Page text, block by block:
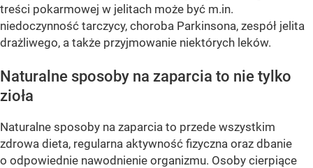
treści pokarmowej w jelitach może być m.in.
niedoczynność tarczycy, choroba Parkinsona, zespół jelita
drażliwego, a także przyjmowanie niektórych leków.
Naturalne sposoby na zaparcia to nie tylko
zioła
Naturalne sposoby na zaparcia to przede wszystkim
zdrowa dieta, regularna aktywność fizyczna oraz dbanie
o odpowiednie nawodnienie organizmu. Osoby cierpiące